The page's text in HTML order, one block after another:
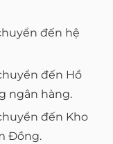
đến hệ
đến Hồ
ngân hàng.
đến Kho
Đồng.